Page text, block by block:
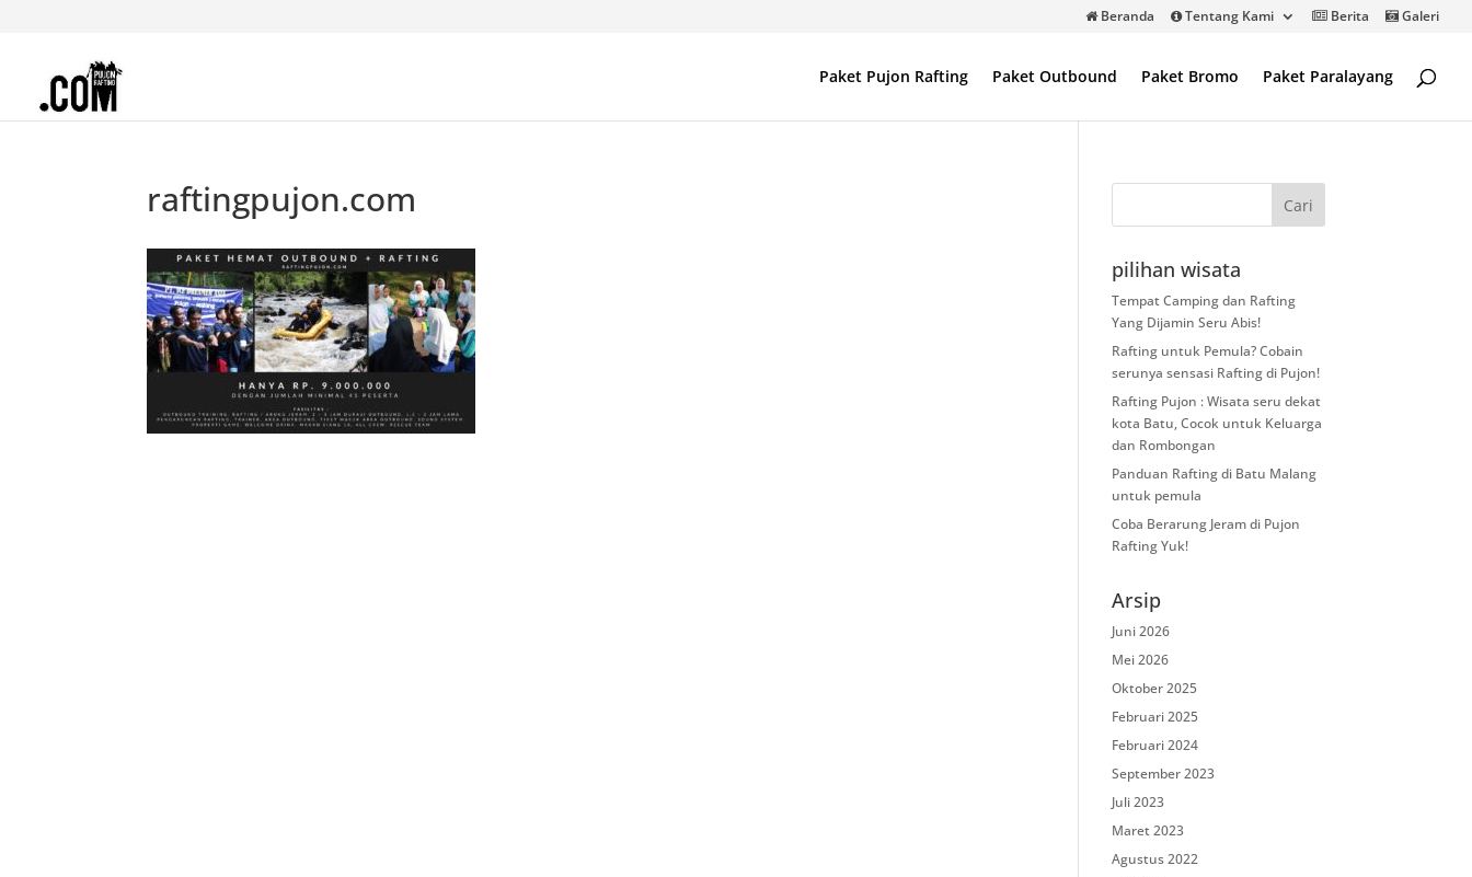
Beranda Tentang Kami Berita Galeri
Paket Pujon Rafting Paket Outbound Paket Bromo Paket Paralayang
raftingpujon.com
pilihan wisata
Tempat Camping dan Rafting
Yang Dijamin Seru Abis!
Rafting untuk Pemula? Cobain
serunya sensasi Rafting di Pujon!
Rafting Pujon : Wisata seru dekat
kota Batu, Cocok untuk Keluarga
dan Rombongan
Panduan Rafting di Batu Malang
untuk pemula
Coba Berarung Jeram di Pujon
Rafting Yuk!
Arsip
Juni 2026
Mei 2026
Oktober 2025
Februari 2025
Februari 2024
September 2023
Juli 2023
Maret 2023
Agustus 2022